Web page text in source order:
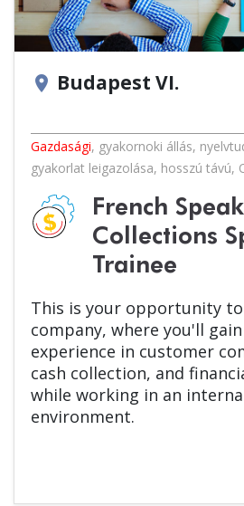
location_on Budapest VI.
Gazdasági, gyakornoki állás,
gyakorlat leigazolása, hosszú távú,
French
Collections
Trainee
This is your opportunity
company, where you'll
experience in customer
cash collection, and
while working in an
environment.